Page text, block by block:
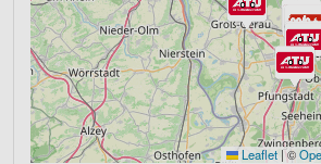
Leaflet |©